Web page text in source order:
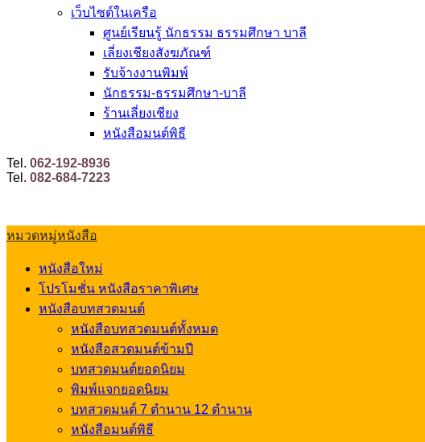
เว็บไซต์ในเครือ
ศูนย์เรียนรู้ นักธรรม ธรรมศึกษา บาลี
เลี่ยงเชียงสังฆภัณฑ์
รับจ้างงานพิมพ์
นักธรรม-ธรรมศึกษา-บาลี
ร้านเลี่ยงเชียง
หนังสือมนต์พิธี
Tel. 062-192-8936
Tel. 082-684-7223
หมวดหมู่หนังสือ
หนังสือใหม่
โปรโมชั่น หนังสือราคาพิเศษ
หนังสือบทสวดมนต์
หนังสือบทสวดมนต์ทั้งหมด
หนังสือสวดมนต์ข้ามปี
บทสวดมนต์ยอดนิยม
พิมพ์แจกยอดนิยม
บทสวดมนต์ 7 ตำนาน 12 ตำนาน
หนังสือมนต์พิธี